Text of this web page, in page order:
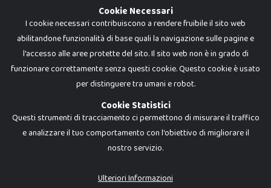
Dadi e Mattoncini è un brand di Giocabene Srl. Ogni riproduzione o utilizzo non
I prezzi e le promozioni pubblicate potrebbero differire da quanto esposto in
Cookie Necessari
I cookie necessari contribuiscono a rendere fruibile il sito web
abilitandone funzionalità di base quali la navigazione sulle pagine e
l'accesso alle aree protette del sito. Il sito web non è in grado di
funzionare correttamente senza questi cookie. Questo cookie è usato
per distinguere tra umani e robot.
Cookie Statistici
Questi strumenti di tracciamento ci permettono di misurare il traffico
e analizzare il tuo comportamento con l'obiettivo di migliorare il
nostro servizio.
Ulteriori Informazioni